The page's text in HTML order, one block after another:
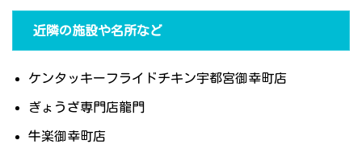
近隣の施設や名所など
ケンタッキーフライドチキン宇都宮御幸町店
ぎょうざ専門店龍門
牛楽御幸町店